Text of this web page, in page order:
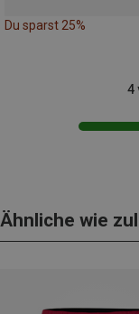
Du sparst 25%
4
Ähnliche wie